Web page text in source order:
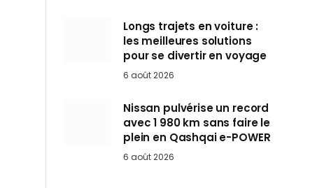
Longs trajets en voiture :
les meilleures solutions
pour se divertir en voyage
6 août 2026
Nissan pulvérise un record
avec 1 980 km sans faire le
plein en Qashqai e-POWER
6 août 2026